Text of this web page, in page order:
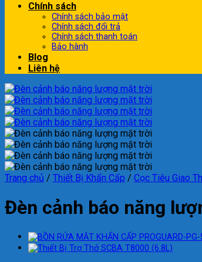
Chính sách
Chính sách bảo mật
Chính sách đổi trả
Chính sách thanh toán
Bảo hành
Blog
Liên hệ
Trang chủ / Thiết Bị Khẩn Cấp / Cọc Tiêu Giao
Đèn cảnh báo năng